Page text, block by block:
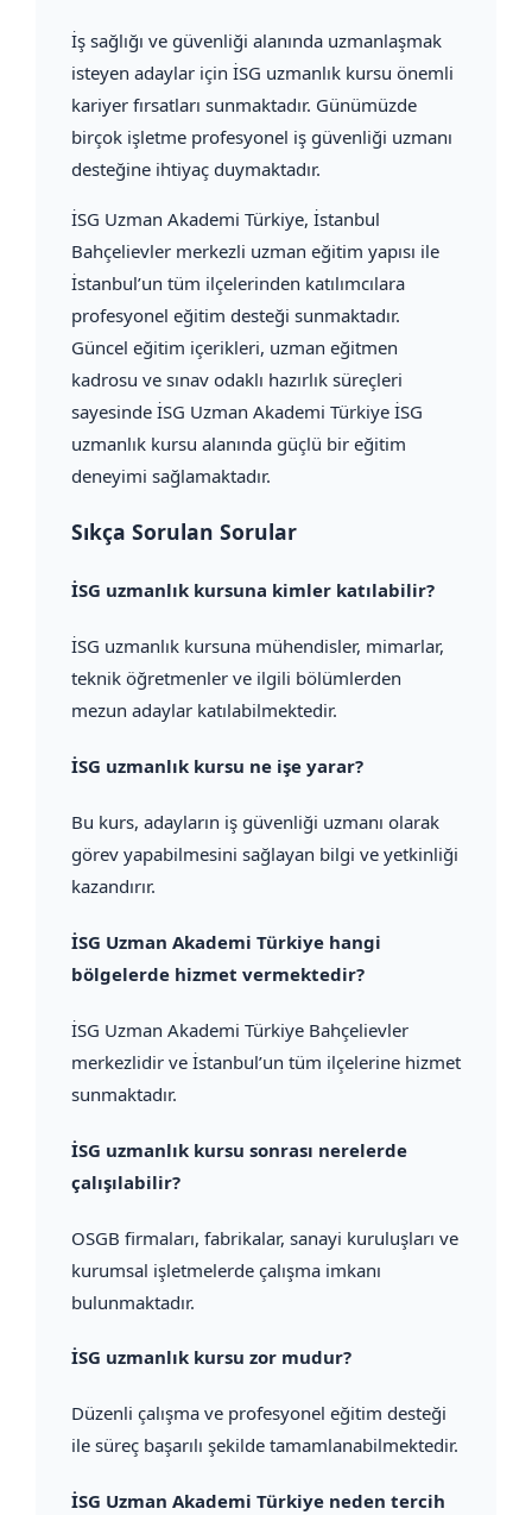
İş sağlığı ve güvenliği alanında uzmanlaşmak
isteyen adaylar için İSG uzmanlık kursu önemli
kariyer fırsatları sunmaktadır. Günümüzde
birçok işletme profesyonel iş güvenliği uzmanı
desteğine ihtiyaç duymaktadır.
İSG Uzman Akademi Türkiye, İstanbul
Bahçelievler merkezli uzman eğitim yapısı ile
İstanbul’un tüm ilçelerinden katılımcılara
profesyonel eğitim desteği sunmaktadır.
Güncel eğitim içerikleri, uzman eğitmen
kadrosu ve sınav odaklı hazırlık süreçleri
sayesinde İSG Uzman Akademi Türkiye İSG
uzmanlık kursu alanında güçlü bir eğitim
deneyimi sağlamaktadır.
Sıkça Sorulan Sorular
İSG uzmanlık kursuna kimler katılabilir?
İSG uzmanlık kursuna mühendisler, mimarlar,
teknik öğretmenler ve ilgili bölümlerden
mezun adaylar katılabilmektedir.
İSG uzmanlık kursu ne işe yarar?
Bu kurs, adayların iş güvenliği uzmanı olarak
görev yapabilmesini sağlayan bilgi ve yetkinliği
kazandırır.
İSG Uzman Akademi Türkiye hangi
bölgelerde hizmet vermektedir?
İSG Uzman Akademi Türkiye Bahçelievler
merkezlidir ve İstanbul’un tüm ilçelerine hizmet
sunmaktadır.
İSG uzmanlık kursu sonrası nerelerde
çalışılabilir?
OSGB firmaları, fabrikalar, sanayi kuruluşları ve
kurumsal işletmelerde çalışma imkanı
bulunmaktadır.
İSG uzmanlık kursu zor mudur?
Düzenli çalışma ve profesyonel eğitim desteği
ile süreç başarılı şekilde tamamlanabilmektedir.
İSG Uzman Akademi Türkiye neden tercih